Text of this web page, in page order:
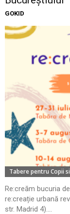
GOKID
Tabere pentru Copii
Re:creăm bucuria
re:creație urbană
str. Madrid 4)....